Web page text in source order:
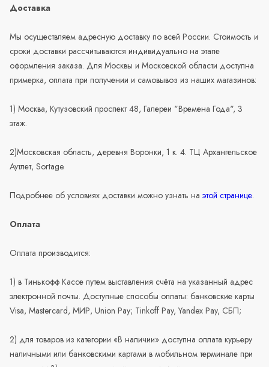
Доставка
Мы осуществляем адресную доставку по всей России. Стоимость и
сроки доставки рассчитываются индивидуально на этапе
оформления заказа. Для Москвы и Московской области доступна
примерка, оплата при получении и самовывоз из наших магазинов:
1) Москва, Кутузовский проспект 48, Галереи "Времена Года", 3
этаж.
2)Московская область, деревня Воронки, 1 к. 4. ТЦ Архангельское
Аутлет, Sortage.
Подробнее об условиях доставки можно узнать на этой странице.
Оплата
Оплата производится:
1) в Тинькофф Кассе путем выставления счёта на указанный адрес
электронной почты. Доступные способы оплаты: банковские карты
Visa, Mastercard, МИР, Union Pay; Tinkoff Pay, Yandex Pay, СБП;
2) для товаров из категории «В наличии» доступна оплата курьеру
наличными или банковскими картами в мобильном терминале при